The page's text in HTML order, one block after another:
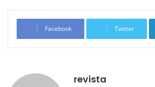
Facebook Twitter
revista